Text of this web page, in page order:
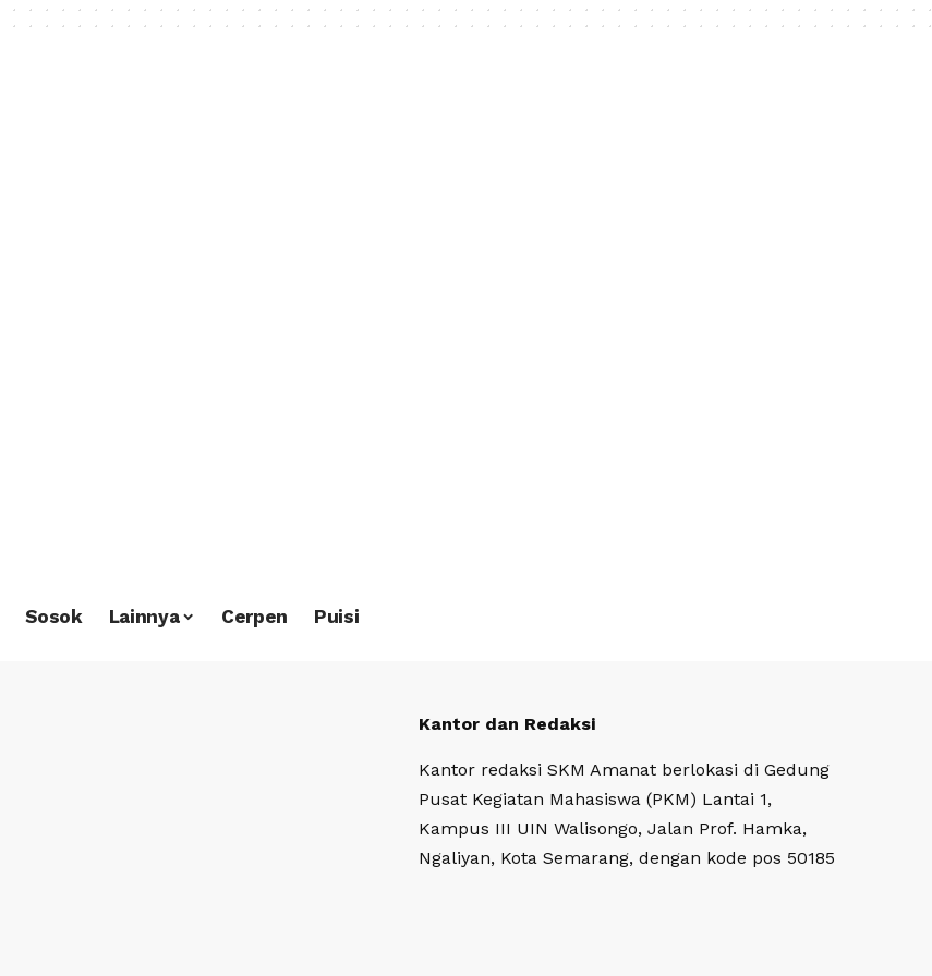
Sosok Lainnya Cerpen Puisi
Kantor dan Redaksi
Kantor redaksi SKM Amanat berlokasi di Gedung
Pusat Kegiatan Mahasiswa (PKM) Lantai 1,
Kampus III UIN Walisongo, Jalan Prof. Hamka,
Ngaliyan, Kota Semarang, dengan kode pos 50185